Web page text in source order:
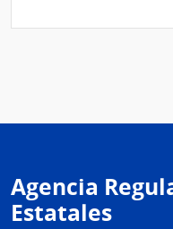
Agencia
Estatales